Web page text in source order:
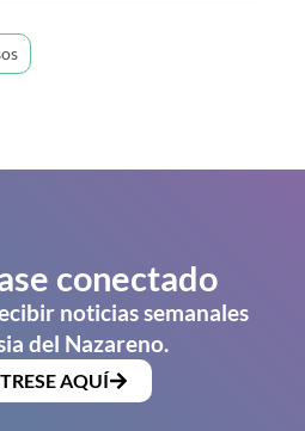
conectado
noticias semanales
del Nazareno.
AQUÍ